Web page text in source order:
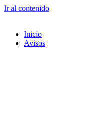
Ir al contenido
Inicio
Avisos